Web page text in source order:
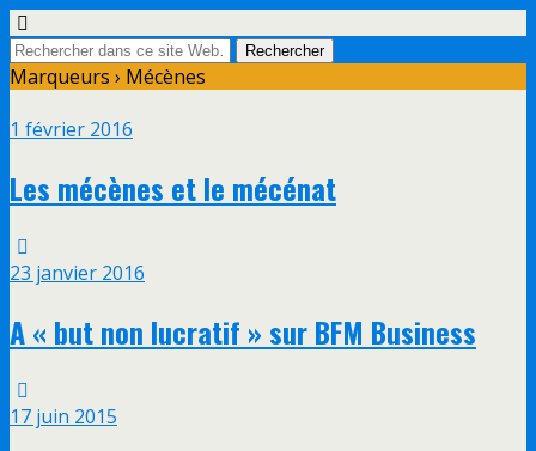
Marqueurs › Mécènes
1 février 2016
Les mécènes et le mécénat
23 janvier 2016
A « but non lucratif » sur BFM Business
17 juin 2015